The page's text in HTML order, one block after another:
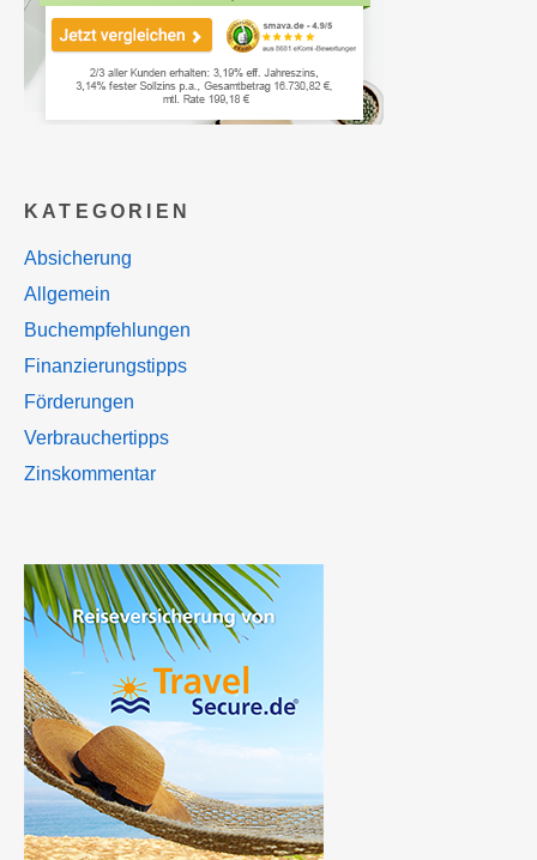
KATEGORIEN
Absicherung
Allgemein
Buchempfehlungen
Finanzierungstipps
Förderungen
Verbrauchertipps
Zinskommentar